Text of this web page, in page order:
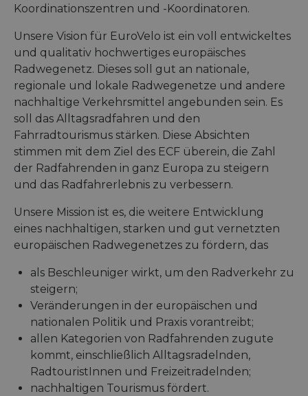
Koordinationszentren und -Koordinatoren.
Unsere Vision für EuroVelo ist ein voll entwickeltes
und qualitativ hochwertiges europäisches
Radwegenetz. Dieses soll gut an nationale,
regionale und lokale Radwegenetze und andere
nachhaltige Verkehrsmittel angebunden sein. Es
soll das Alltagsradfahren und den
Fahrradtourismus stärken. Diese Absichten
stimmen mit dem Ziel des ECF überein, die Zahl
der Radfahrenden in ganz Europa zu steigern
und das Radfahrerlebnis zu verbessern.
Unsere Mission ist es, die weitere Entwicklung
eines nachhaltigen, starken und gut vernetzten
europäischen Radwegenetzes zu fördern, das
als Beschleuniger wirkt, um den Radverkehr zu
steigern;
Veränderungen in der europäischen und
nationalen Politik und Praxis vorantreibt;
allen Kategorien von Radfahrenden zugute
kommt, einschließlich Alltagsradelnden,
RadtouristInnen und Freizeitradelnden;
nachhaltigen Tourismus fördert.